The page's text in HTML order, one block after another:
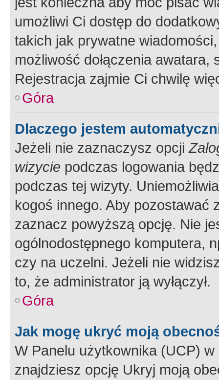
umożliwi Ci dostęp do
takich jak prywatne
możliwość dołączenia
Rejestracja zajmie Ci chwilę
Góra
Dlaczego jestem
Jeżeli nie zaznaczysz opcji
wizycie podczas logowania
podczas tej wizyty.
kogoś innego. Aby pozostawać
zaznacz powyższą opcję. Nie
ogólnodostępnego komputera,
czy na uczelni. Jeżeli nie
to, że administrator ją wyłączył.
Góra
Jak mogę ukryć moją
W Panelu użytkownika (UCP) w
znajdziesz opcję Ukryj moją